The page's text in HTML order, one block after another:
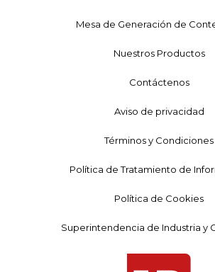
Mesa de Generación de
Nuestros Productos
Contáctenos
Aviso de privacidad
Términos y Condiciones
Política de Tratamiento de
Política de Cookies
Superintendencia de Industria y